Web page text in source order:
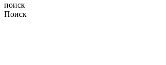
поиск
Поиск